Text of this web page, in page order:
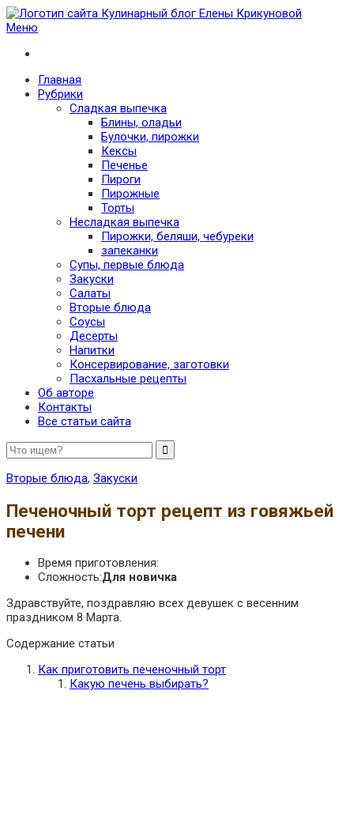
Меню
Главная
Рубрики
Сладкая выпечка
Блины, оладьи
Булочки, пирожки
Кексы
Печенье
Пироги
Пирожные
Торты
Несладкая выпечка
Пирожки, беляши, чебуреки
запеканки
Супы, первые блюда
Закуски
Салаты
Вторые блюда
Соусы
Десерты
Напитки
Консервирование, заготовки
Пасхальные рецепты
Об авторе
Контакты
Все статьи сайта
Вторые блюда, Закуски
Печеночный торт рецепт из говяжьей
печени
Время приготовления:
Сложность:Для новичка
Здравствуйте, поздравляю всех девушек с весенним
праздником 8 Марта.
Содержание статьи
Как приготовить печеночный торт
Какую печень выбирать?